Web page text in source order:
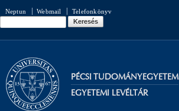
tartalomra
Neptun Webmail Telefonkönyv
Keresés űrlap
PÉCSI TUDOMÁNYEGYETEM
EGYETEMI LEVÉLTÁR